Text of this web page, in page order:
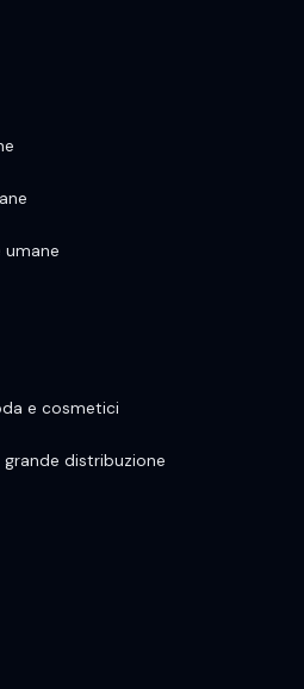
umane
e cosmetici
distribuzione